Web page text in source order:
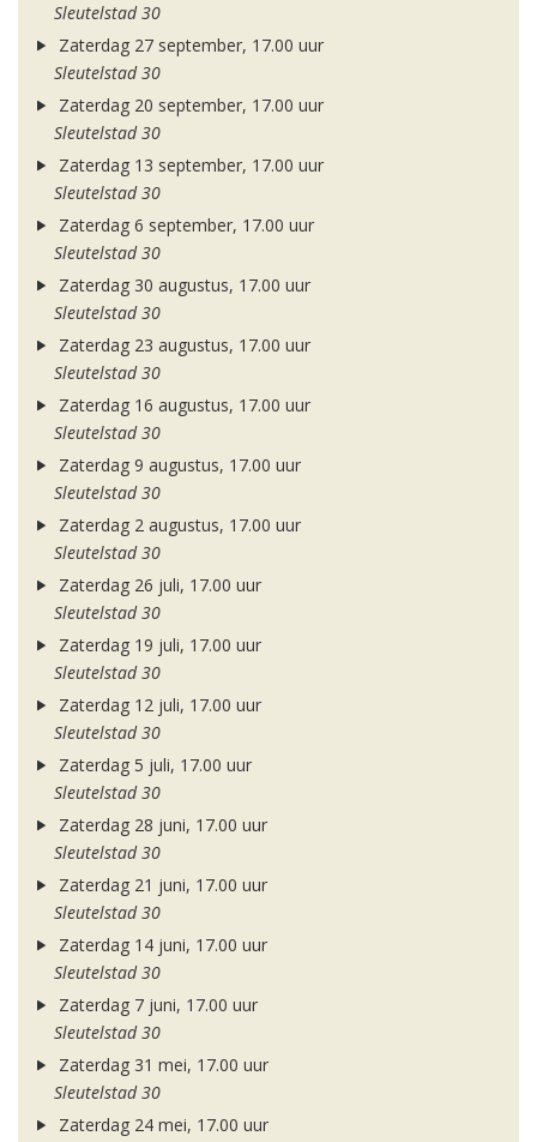
Sleutelstad 30
Zaterdag 27 september, 17.00 uur
Sleutelstad 30
Zaterdag 20 september, 17.00 uur
Sleutelstad 30
Zaterdag 13 september, 17.00 uur
Sleutelstad 30
Zaterdag 6 september, 17.00 uur
Sleutelstad 30
Zaterdag 30 augustus, 17.00 uur
Sleutelstad 30
Zaterdag 23 augustus, 17.00 uur
Sleutelstad 30
Zaterdag 16 augustus, 17.00 uur
Sleutelstad 30
Zaterdag 9 augustus, 17.00 uur
Sleutelstad 30
Zaterdag 2 augustus, 17.00 uur
Sleutelstad 30
Zaterdag 26 juli, 17.00 uur
Sleutelstad 30
Zaterdag 19 juli, 17.00 uur
Sleutelstad 30
Zaterdag 12 juli, 17.00 uur
Sleutelstad 30
Zaterdag 5 juli, 17.00 uur
Sleutelstad 30
Zaterdag 28 juni, 17.00 uur
Sleutelstad 30
Zaterdag 21 juni, 17.00 uur
Sleutelstad 30
Zaterdag 14 juni, 17.00 uur
Sleutelstad 30
Zaterdag 7 juni, 17.00 uur
Sleutelstad 30
Zaterdag 31 mei, 17.00 uur
Sleutelstad 30
Zaterdag 24 mei, 17.00 uur